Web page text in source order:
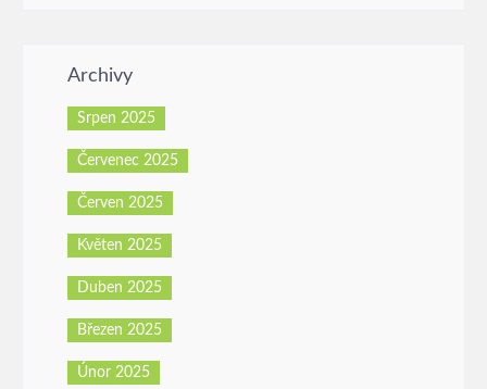
Archivy
Srpen 2025
Červenec 2025
Červen 2025
Květen 2025
Duben 2025
Březen 2025
Únor 2025